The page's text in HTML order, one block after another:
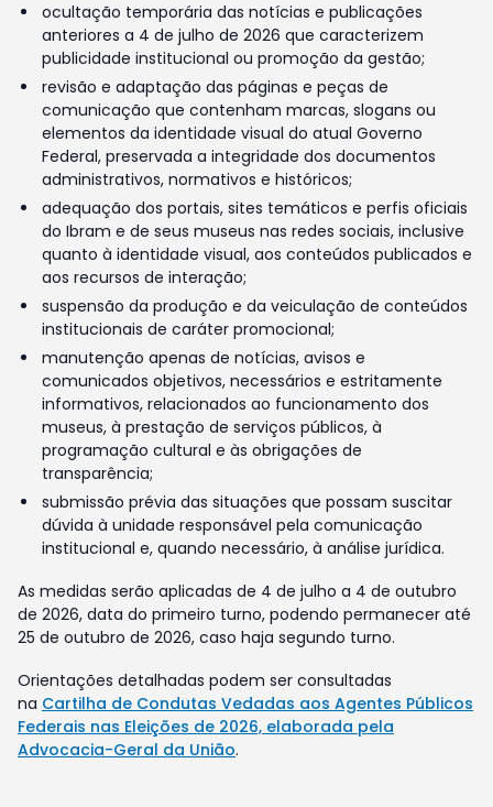
ocultação temporária das notícias e publicações
anteriores a 4 de julho de 2026 que caracterizem
publicidade institucional ou promoção da gestão;
revisão e adaptação das páginas e peças de
comunicação que contenham marcas, slogans ou
elementos da identidade visual do atual Governo
Federal, preservada a integridade dos documentos
administrativos, normativos e históricos;
adequação dos portais, sites temáticos e perfis oficiais
do Ibram e de seus museus nas redes sociais, inclusive
quanto à identidade visual, aos conteúdos publicados e
aos recursos de interação;
suspensão da produção e da veiculação de conteúdos
institucionais de caráter promocional;
manutenção apenas de notícias, avisos e
comunicados objetivos, necessários e estritamente
informativos, relacionados ao funcionamento dos
museus, à prestação de serviços públicos, à
programação cultural e às obrigações de
transparência;
submissão prévia das situações que possam suscitar
dúvida à unidade responsável pela comunicação
institucional e, quando necessário, à análise jurídica.
As medidas serão aplicadas de 4 de julho a 4 de outubro
de 2026, data do primeiro turno, podendo permanecer até
25 de outubro de 2026, caso haja segundo turno.
Orientações detalhadas podem ser consultadas
na Cartilha de Condutas Vedadas aos Agentes Públicos
Federais nas Eleições de 2026, elaborada pela
Advocacia-Geral da União.